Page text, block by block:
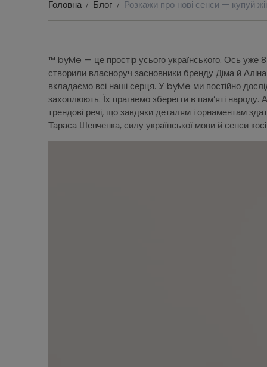
Головна Блог Розкажи про нові сенси — купуй
™ byMe — це простір усього українського. Ось
створили власноруч засновники бренду Діма й
вкладаємо всі наші серця. У byMe ми постійно
захоплюють. Їх прагнемо зберегти в пам’яті
трендові речі, що завдяки деталям і орнаментам
Тараса Шевченка, силу української мови й сенси